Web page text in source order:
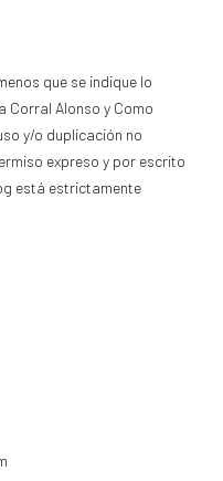
que se indique lo
Corral Alonso y Como
y/o duplicación no
expreso y por escrito
está estrictamente